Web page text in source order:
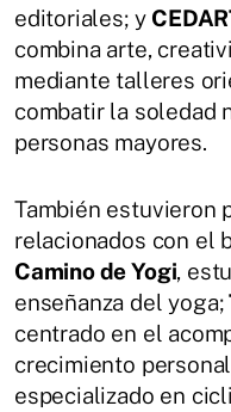
editoriales; y
combina arte,
mediante talleres
combatir la soledad
personas mayores.
También estuvieron
relacionados con el
Camino de Yogi,
enseñanza del yoga;
centrado en el
crecimiento
especializado en